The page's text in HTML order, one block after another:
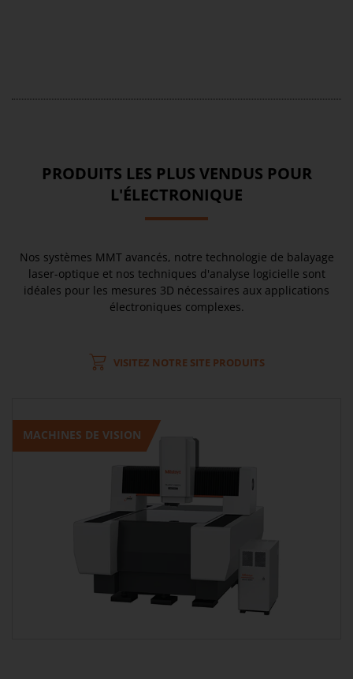
PRODUITS LES PLUS VENDUS POUR
L'ÉLECTRONIQUE
Nos systèmes MMT avancés, notre technologie de balayage
laser-optique et nos techniques d'analyse logicielle sont
idéales pour les mesures 3D nécessaires aux applications
électroniques complexes.
VISITEZ NOTRE SITE PRODUITS
MACHINES DE VISION